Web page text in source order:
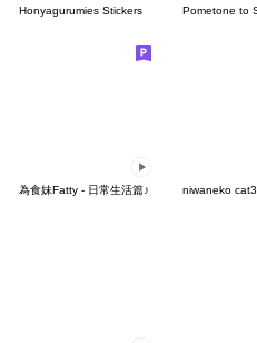
Honyagurumies Stickers
為食妹Fatty - 日常生活篇♪ niwaneko cat3